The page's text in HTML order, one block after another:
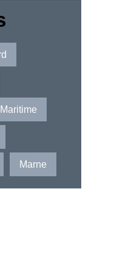
Marne